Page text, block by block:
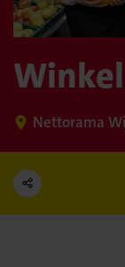
Nettorama